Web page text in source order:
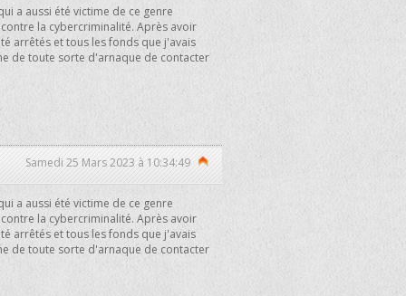
a aussi été victime de ce genre
la cybercriminalité. Après avoir
arrêtés et tous les fonds que j'avais
de toute sorte d'arnaque de contacter
Samedi 25 Mars 2023 à 10:34:49
a aussi été victime de ce genre
la cybercriminalité. Après avoir
arrêtés et tous les fonds que j'avais
de toute sorte d'arnaque de contacter